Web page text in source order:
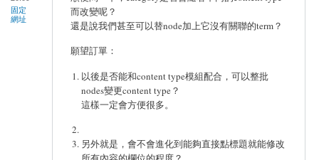
固定
網址
而改變呢？
還是說我們甚至可以替node加上它沒有關聯的term？
願望訂單：
以後是否能和content type模組配合，可以整批
nodes變更content type？
這樣一定會方便很多。
另外就是，會不會進化到能夠直接點標題就能修改